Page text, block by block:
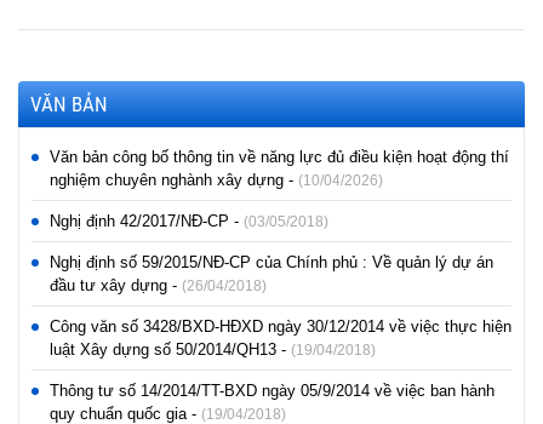
VĂN BẢN
Văn bản công bố thông tin về năng lực đủ điều kiện hoạt động thí
nghiệm chuyên nghành xây dựng - (10/04/2026)
Nghị định 42/2017/NĐ-CP - (03/05/2018)
Nghị định số 59/2015/NĐ-CP của Chính phủ : Về quản lý dự án
đầu tư xây dựng - (26/04/2018)
Công văn số 3428/BXD-HĐXD ngày 30/12/2014 về việc thực hiện
luật Xây dựng số 50/2014/QH13 - (19/04/2018)
Thông tư số 14/2014/TT-BXD ngày 05/9/2014 về việc ban hành
quy chuẩn quốc gia - (19/04/2018)